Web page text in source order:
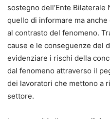
sostegno dell’Ente Bilaterale
quello di informare ma
al contrasto del fenomeno.
cause e le conseguenze del
evidenziare i rischi della
dal fenomeno attraverso il
dei lavoratori che mettono a
settore.